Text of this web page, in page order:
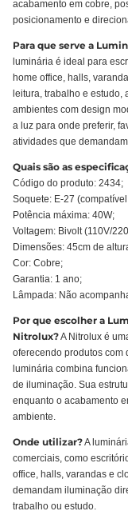
acabamento em cobre,
posicionamento e
Para que serve a
luminária é ideal para
home office, halls,
leitura, trabalho e
ambientes com design
a luz para onde preferir,
atividades que
Quais são as
Código do produto: 2434;
Soquete: E-27
Potência máxima: 40W;
Voltagem: Bivolt (110V/
Dimensões: 45cm de
Cor: Cobre;
Garantia: 1 ano;
Lâmpada: Não
Por que escolher a
Nitrolux?A Nitrolux é
oferecendo produtos com
luminária combina
de iluminação. Sua
enquanto o acabamento
ambiente.
Onde utilizar?A
comerciais, como
office, halls, varandas e
demandam iluminação
trabalho ou estudo.